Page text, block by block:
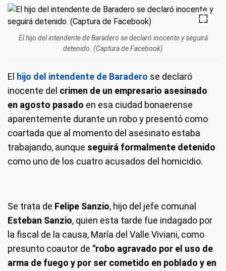
El hijo del intendente de Baradero se declaró inocente y seguirá
detenido. (Captura de Facebook)
El hijo del intendente de Baradero se declaró
inocente del crimen de un empresario asesinado
en agosto pasado en esa ciudad bonaerense
aparentemente durante un robo y presentó como
coartada que al momento del asesinato estaba
trabajando, aunque seguirá formalmente detenido
como uno de los cuatro acusados del homicidio.
Se trata de Felipe Sanzio, hijo del jefe comunal
Esteban Sanzio, quien esta tarde fue indagado por
la fiscal de la causa, María del Valle Viviani, como
presunto coautor de "robo agravado por el uso de
arma de fuego y por ser cometido en poblado y en